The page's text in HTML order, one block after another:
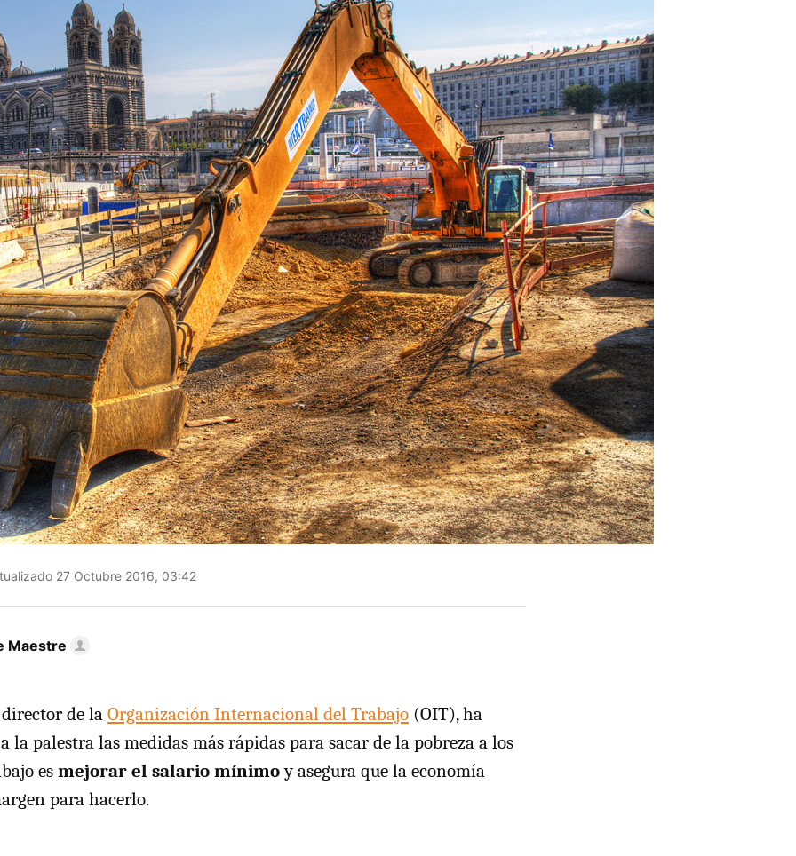
27 Octubre 2016, 03:42
Maestre
de la Organización Internacional del Trabajo (OIT), ha
la palestra las medidas más rápidas para sacar de la pobreza a los
es mejorar el salario mínimoy asegura que la economía
para hacerlo.